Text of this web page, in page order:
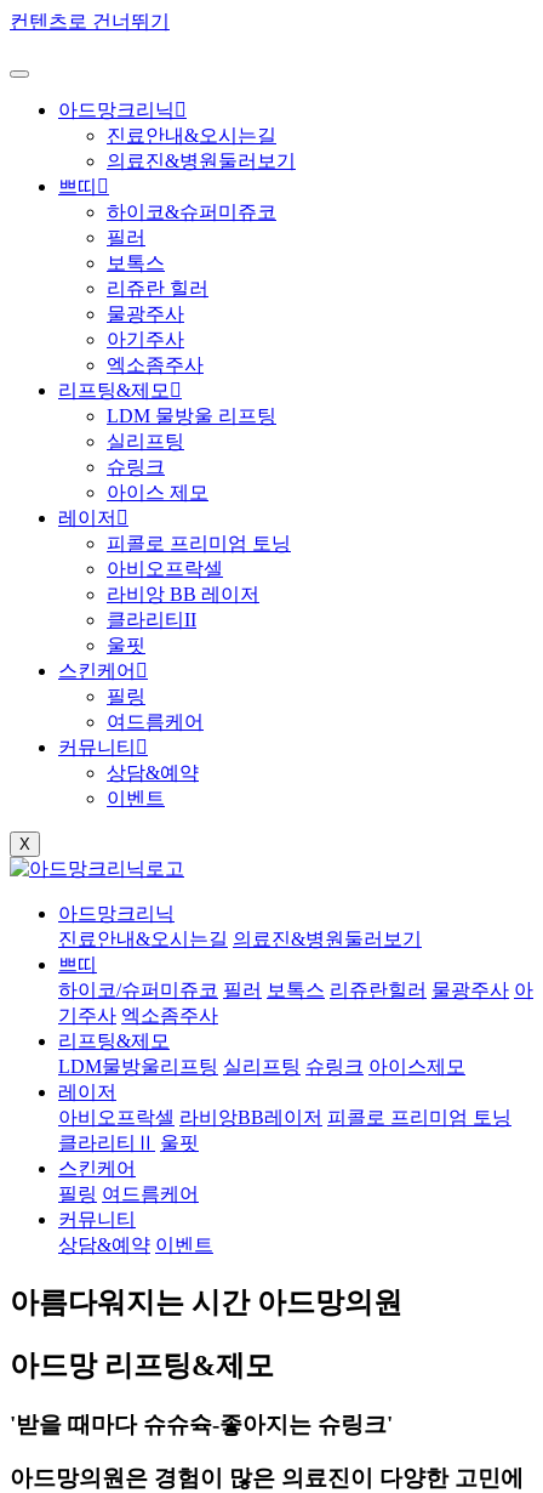
컨텐츠로 건너뛰기
아드망크리닉
진료안내&오시는길
의료진&병원둘러보기
쁘띠
하이코&슈퍼미쥬코
필러
보톡스
리쥬란 힐러
물광주사
아기주사
엑소좀주사
리프팅&제모
LDM 물방울 리프팅
실리프팅
슈링크
아이스 제모
레이저
피콜로 프리미엄 토닝
아비오프락셀
라비앙 BB 레이저
클라리티II
울핏
스킨케어
필링
여드름케어
커뮤니티
상담&예약
이벤트
X
아드망크리닉
진료안내&오시는길 의료진&병원둘러보기
쁘띠
하이코/슈퍼미쥬코 필러 보톡스 리쥬란힐러 물광주사 아
기주사 엑소좀주사
리프팅&제모
LDM물방울리프팅 실리프팅 슈링크 아이스제모
레이저
아비오프락셀 라비앙BB레이저 피콜로 프리미엄 토닝
클라리티Ⅱ 울핏
스킨케어
필링 여드름케어
커뮤니티
상담&예약 이벤트
아름다워지는 시간 아드망의원
아드망 리프팅&제모
'받을 때마다 슈슈슉-좋아지는 슈링크'
아드망의원은 경험이 많은 의료진이 다양한 고민에